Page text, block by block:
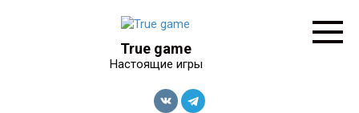
True game
Настоящие игры